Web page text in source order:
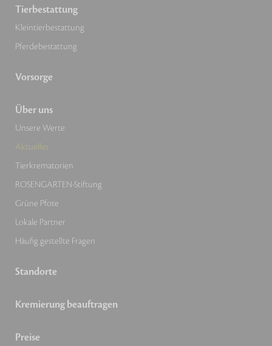
Tierbestattung
Kleintierbestattung
Pferdebestattung
Vorsorge
Über uns
Unsere Werte
Aktuelles
Tierkrematorien
ROSENGARTEN-Stiftung
Grüne Pfote
Lokale Partner
Häufig gestellte Fragen
Standorte
Kremierung beauftragen
Preise